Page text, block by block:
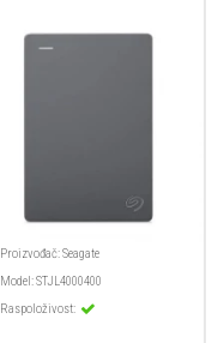
Proizvođač:Seagate
Model:STJL4000400
Raspoloživost: